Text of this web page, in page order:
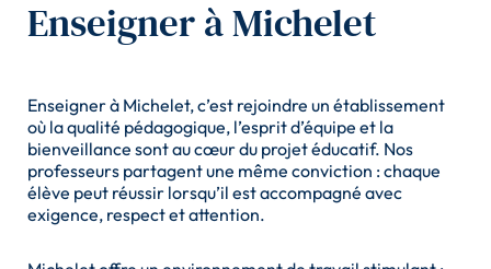
Enseigner à Michelet
Enseigner à Michelet, c’est rejoindre un établissement
où la qualité pédagogique, l’esprit d’équipe et la
bienveillance sont au cœur du projet éducatif. Nos
professeurs partagent une même conviction : chaque
élève peut réussir lorsqu’il est accompagné avec
exigence, respect et attention.